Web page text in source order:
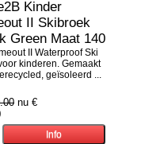
Kinder
II Skibroek
Green Maat 140
II Waterproof Ski
kinderen. Gemaakt
geïsoleerd ...
nu €